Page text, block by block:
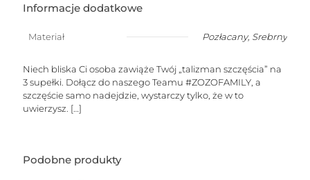
damska
dowolnym
imieniem
5
liter
Informacje dodatkowe
Materiał Pozłacany, Srebrny
Niech bliska Ci osoba zawiąże Twój „talizman szczęścia” na
3 supełki. Dołącz do naszego Teamu #ZOZOFAMILY, a
szczęście samo nadejdzie, wystarczy tylko, że w to
uwierzysz. […]
Podobne produkty